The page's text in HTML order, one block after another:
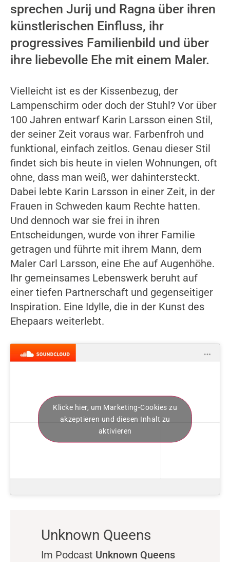
sprechen Jurij und Ragna über ihren
künstlerischen Einfluss, ihr
progressives Familienbild und über
ihre liebevolle Ehe mit einem Maler.
Vielleicht ist es der Kissenbezug, der
Lampenschirm oder doch der Stuhl? Vor über
100 Jahren entwarf Karin Larsson einen Stil,
der seiner Zeit voraus war. Farbenfroh und
funktional, einfach zeitlos. Genau dieser Stil
findet sich bis heute in vielen Wohnungen, oft
ohne, dass man weiß, wer dahintersteckt.
Dabei lebte Karin Larsson in einer Zeit, in der
Frauen in Schweden kaum Rechte hatten.
Und dennoch war sie frei in ihren
Entscheidungen, wurde von ihrer Familie
getragen und führte mit ihrem Mann, dem
Maler Carl Larsson, eine Ehe auf Augenhöhe.
Ihr gemeinsames Lebenswerk beruht auf
einer tiefen Partnerschaft und gegenseitiger
Inspiration. Eine Idylle, die in der Kunst des
Ehepaars weiterlebt.
Klicke hier, um Marketing-Cookies zu
akzeptieren und diesen Inhalt zu
aktivieren
Unknown Queens
Im Podcast Unknown Queens